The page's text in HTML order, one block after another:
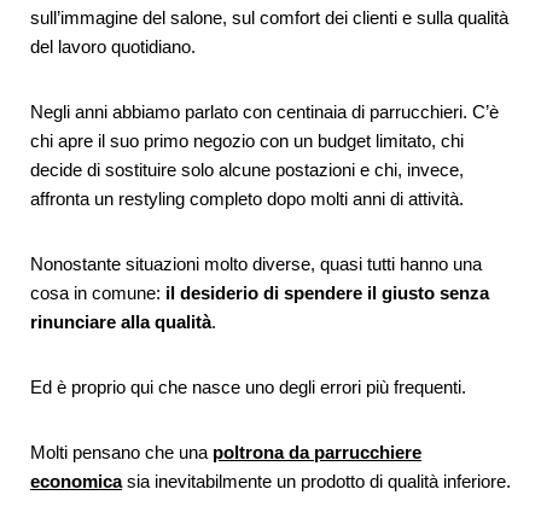
sull’immagine del salone, sul comfort dei clienti e sulla qualità
del lavoro quotidiano.
Negli anni abbiamo parlato con centinaia di parrucchieri. C’è
chi apre il suo primo negozio con un budget limitato, chi
decide di sostituire solo alcune postazioni e chi, invece,
affronta un restyling completo dopo molti anni di attività.
Nonostante situazioni molto diverse, quasi tutti hanno una
cosa in comune: il desiderio di spendere il giusto senza
rinunciare alla qualità.
Ed è proprio qui che nasce uno degli errori più frequenti.
Molti pensano che una poltrona da parrucchiere
economicasia inevitabilmente un prodotto di qualità inferiore.